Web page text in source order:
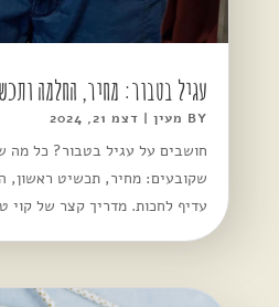
עגיל בטבור: מחיר, החלמה
BY מעין| דצמ 21, 2024
חושבים על עגיל בטבור? כל מה
שקובעים: מחיר, תכשיט ראשון,
עדיף לחכות. מדריך קצר של קוי